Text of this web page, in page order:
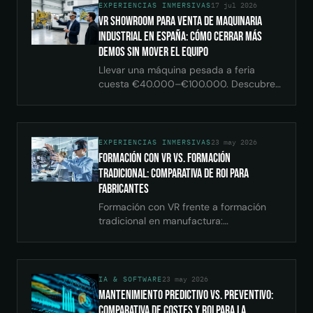
EXPERIENCIAS INMERSIVAS17 jul 2026
VR showroom para venta de maquinaria
industrial en España: cómo cerrar más
demos sin mover el equipo
Llevar una máquina pesada a feria
cuesta €40.000–€100.000. Descubre
Valencia sin logística.
EXPERIENCIAS INMERSIVAS23 may 2026
Formación con VR vs. Formación
Tradicional: Comparativa de ROI para
Fabricantes
Formación con VR frente a formación
tradicional en manufactura:
operarios industriales.
IA & SOFTWARE23 may 2026
Mantenimiento Predictivo vs. Preventivo: